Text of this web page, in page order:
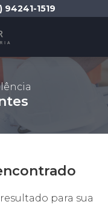
94241-1519
para sua